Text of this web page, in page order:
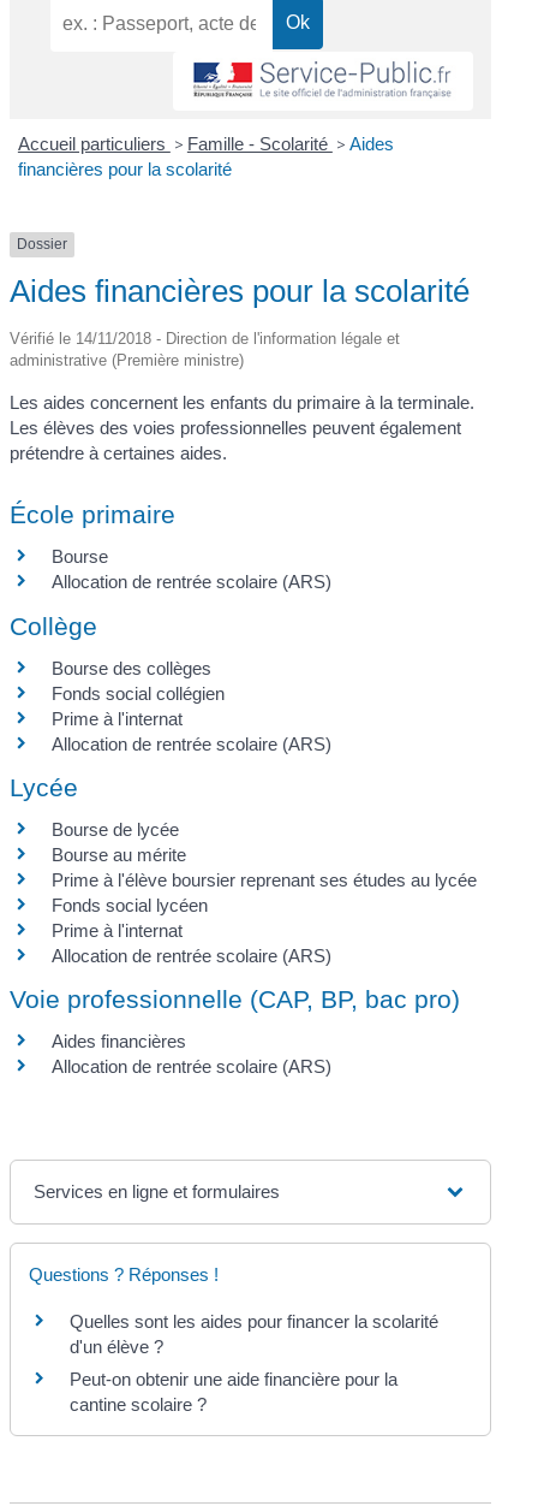
Accueil particuliers > Famille - Scolarité > Aides
financières pour la scolarité
Dossier
Aides financières pour la scolarité
Vérifié le 14/11/2018 - Direction de l'information légale et
administrative (Première ministre)
Les aides concernent les enfants du primaire à la terminale.
Les élèves des voies professionnelles peuvent également
prétendre à certaines aides.
École primaire
Bourse
Allocation de rentrée scolaire (ARS)
Collège
Bourse des collèges
Fonds social collégien
Prime à l'internat
Allocation de rentrée scolaire (ARS)
Lycée
Bourse de lycée
Bourse au mérite
Prime à l'élève boursier reprenant ses études au lycée
Fonds social lycéen
Prime à l'internat
Allocation de rentrée scolaire (ARS)
Voie professionnelle (CAP, BP, bac pro)
Aides financières
Allocation de rentrée scolaire (ARS)
Services en ligne et formulaires
Questions ? Réponses !
Quelles sont les aides pour financer la scolarité
d'un élève ?
Peut-on obtenir une aide financière pour la
cantine scolaire ?